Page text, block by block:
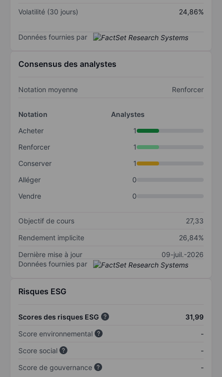
Volatilité (30 jours)
24,86%
Données fournies par
Consensus des analystes
Notation moyenne Renforcer
Notation
Analystes
Acheter
1
Renforcer
1
Conserver
1
Alléger
0
Vendre
0
Objectif de cours
27,33
Rendement implicite
26,84%
Dernière mise à jour
09-juil.-2026
Données fournies par
Risques ESG
Scores des risques ESG
31,99
Score environnemental
-
Score social
-
Score de gouvernance
-